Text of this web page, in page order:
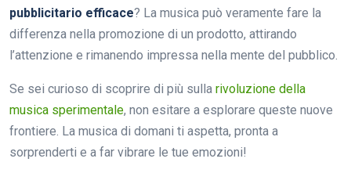
pubblicitario efficace? La musica può veramente fare la
differenza nella promozione di un prodotto, attirando
l’attenzione e rimanendo impressa nella mente del pubblico.
Se sei curioso di scoprire di più sulla rivoluzione della
musica sperimentale, non esitare a esplorare queste nuove
frontiere. La musica di domani ti aspetta, pronta a
sorprenderti e a far vibrare le tue emozioni!